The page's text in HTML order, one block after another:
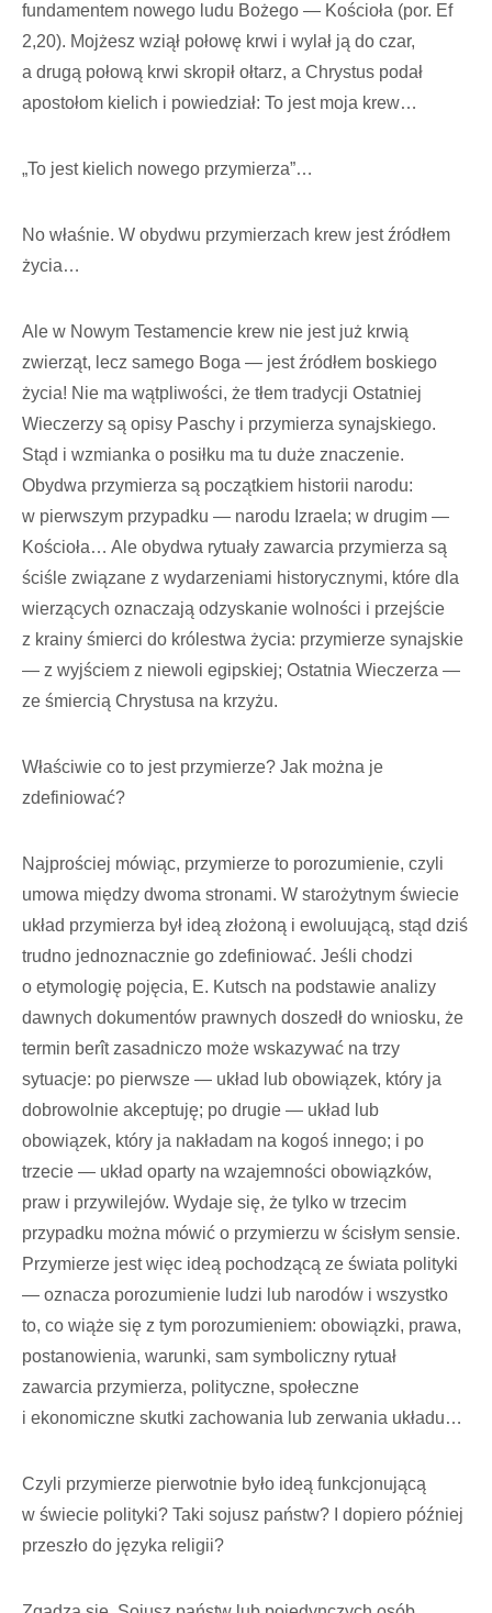
fundamentem nowego ludu Bożego — Kościoła (por. Ef
2,20). Mojżesz wziął połowę krwi i wylał ją do czar,
a drugą połową krwi skropił ołtarz, a Chrystus podał
apostołom kielich i powiedział: To jest moja krew…
„To jest kielich nowego przymierza”…
No właśnie. W obydwu przymierzach krew jest źródłem
życia…
Ale w Nowym Testamencie krew nie jest już krwią
zwierząt, lecz samego Boga — jest źródłem boskiego
życia! Nie ma wątpliwości, że tłem tradycji Ostatniej
Wieczerzy są opisy Paschy i przymierza synajskiego.
Stąd i wzmianka o posiłku ma tu duże znaczenie.
Obydwa przymierza są początkiem historii narodu:
w pierwszym przypadku — narodu Izraela; w drugim —
Kościoła… Ale obydwa rytuały zawarcia przymierza są
ściśle związane z wydarzeniami historycznymi, które dla
wierzących oznaczają odzyskanie wolności i przejście
z krainy śmierci do królestwa życia: przymierze synajskie
— z wyjściem z niewoli egipskiej; Ostatnia Wieczerza —
ze śmiercią Chrystusa na krzyżu.
Właściwie co to jest przymierze? Jak można je
zdefiniować?
Najprościej mówiąc, przymierze to porozumienie, czyli
umowa między dwoma stronami. W starożytnym świecie
układ przymierza był ideą złożoną i ewoluującą, stąd dziś
trudno jednoznacznie go zdefiniować. Jeśli chodzi
o etymologię pojęcia, E. Kutsch na podstawie analizy
dawnych dokumentów prawnych doszedł do wniosku, że
termin berît zasadniczo może wskazywać na trzy
sytuacje: po pierwsze — układ lub obowiązek, który ja
dobrowolnie akceptuję; po drugie — układ lub
obowiązek, który ja nakładam na kogoś innego; i po
trzecie — układ oparty na wzajemności obowiązków,
praw i przywilejów. Wydaje się, że tylko w trzecim
przypadku można mówić o przymierzu w ścisłym sensie.
Przymierze jest więc ideą pochodzącą ze świata polityki
— oznacza porozumienie ludzi lub narodów i wszystko
to, co wiąże się z tym porozumieniem: obowiązki, prawa,
postanowienia, warunki, sam symboliczny rytuał
zawarcia przymierza, polityczne, społeczne
i ekonomiczne skutki zachowania lub zerwania układu…
Czyli przymierze pierwotnie było ideą funkcjonującą
w świecie polityki? Taki sojusz państw? I dopiero później
przeszło do języka religii?